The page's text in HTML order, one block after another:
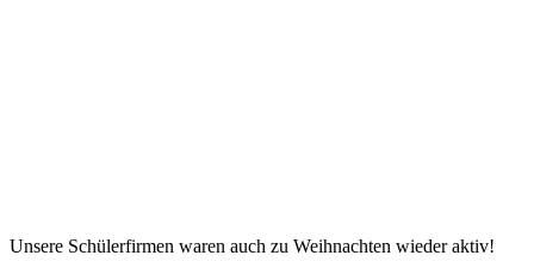
Unsere Schülerfirmen waren auch zu Weihnachten wieder aktiv!